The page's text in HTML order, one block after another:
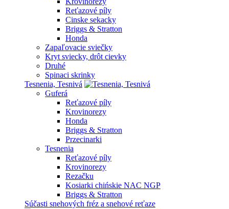
Reťazové píly
Cinske sekacky
Briggs & Stratton
Honda
Zapaľovacie sviečky
Kryt sviecky, drôt cievky
Druhé
Spinaci skrinky
Tesnenia, Tesnivá
Guferá
Reťazové píly
Krovinorezy
Honda
Briggs & Stratton
Przecinarki
Tesnenia
Reťazové píly
Krovinorezy
Rezačku
Kosiarki chińskie NAC NGP
Briggs & Stratton
Súčasti snehových fréz a snehové reťaze